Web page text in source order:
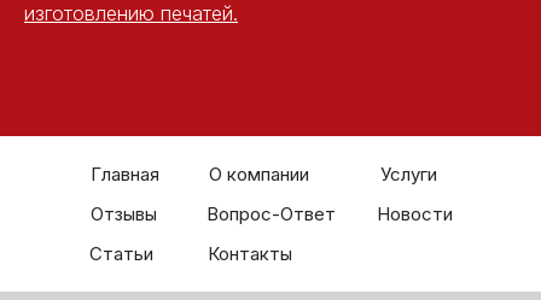
изготовлению печатей.
О компании
Отзывы
Услуги
Вопрос-Ответ
Главная
Статьи
Новости
Контакты